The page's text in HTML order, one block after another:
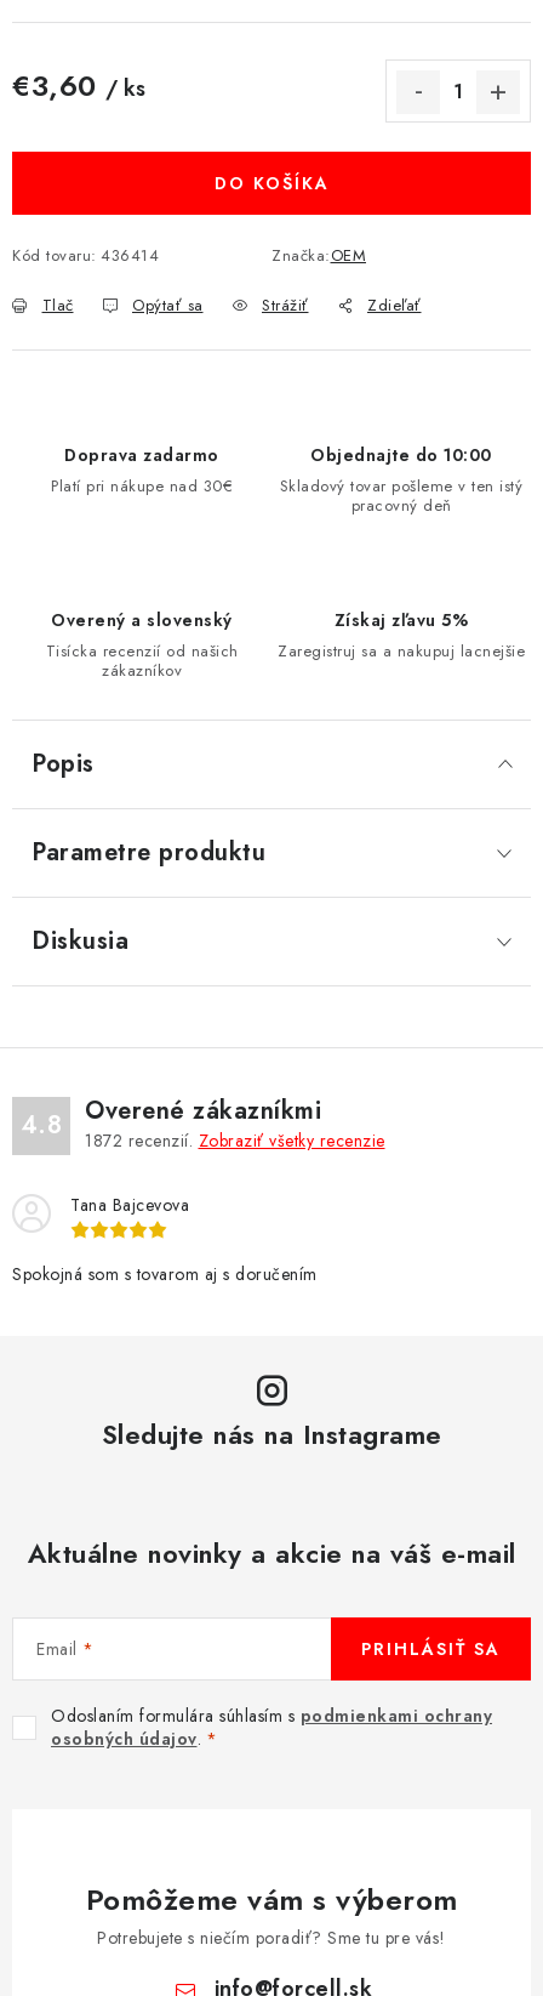
Doprava a platba
Obchodné podmienky
€3,60 / ks
DO KOŠÍKA
Kód tovaru: 436414 Značka:OEM
Tlač Opýtať sa Strážiť Zdieľať
Doprava zadarmo
Platí pri nákupe nad 30€
Objednajte do 10:00
Skladový tovar pošleme v ten istý
pracovný deň
Overený a slovenský
Tisícka recenzií od našich
zákazníkov
Získaj zľavu 5%
Zaregistruj sa a nakupuj lacnejšie
Popis
Parametre produktu
Diskusia
4.8 Overené zákazníkmi
1872 recenzií. Zobraziť všetky recenzie
Tana Bajcevova
Spokojná som s tovarom aj s doručením
Sledujte nás na Instagrame
Aktuálne novinky a akcie na váš e-mail
Email
Odoslaním formulára súhlasím s podmienkami ochrany
osobných údajov.
PRIHLÁSIŤ SA
Pomôžeme vám s výberom
Potrebujete s niečím poradiť? Sme tu pre vás!
info@forcell.sk